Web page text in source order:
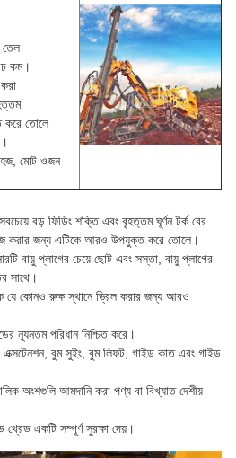
কম।
করে তোলে
মোট ওজন
বড় ফিডিং শক্তি এবং বৃহত্তম ঘূর্ণন টর্ক বের
করার জন্য এটিকে আরও উপযুক্ত করে তোলে।
বায়ু প্লাগের চেয়ে ছোট এবং সস্তা, বায়ু প্লাগের
সাথে।
যে কোনও রুক্ষ স্থানে ড্রিল করার জন্য আরও
ন্যূনতম পরিধান নিশ্চিত করে।
বুম সুইং, বুম লিফট, গাইড কাত এবং গাইড
অংশগুলি আমদানি করা পণ্য বা বিখ্যাত দেশীয়
একটি সম্পূর্ণ সুরক্ষা দেয়।